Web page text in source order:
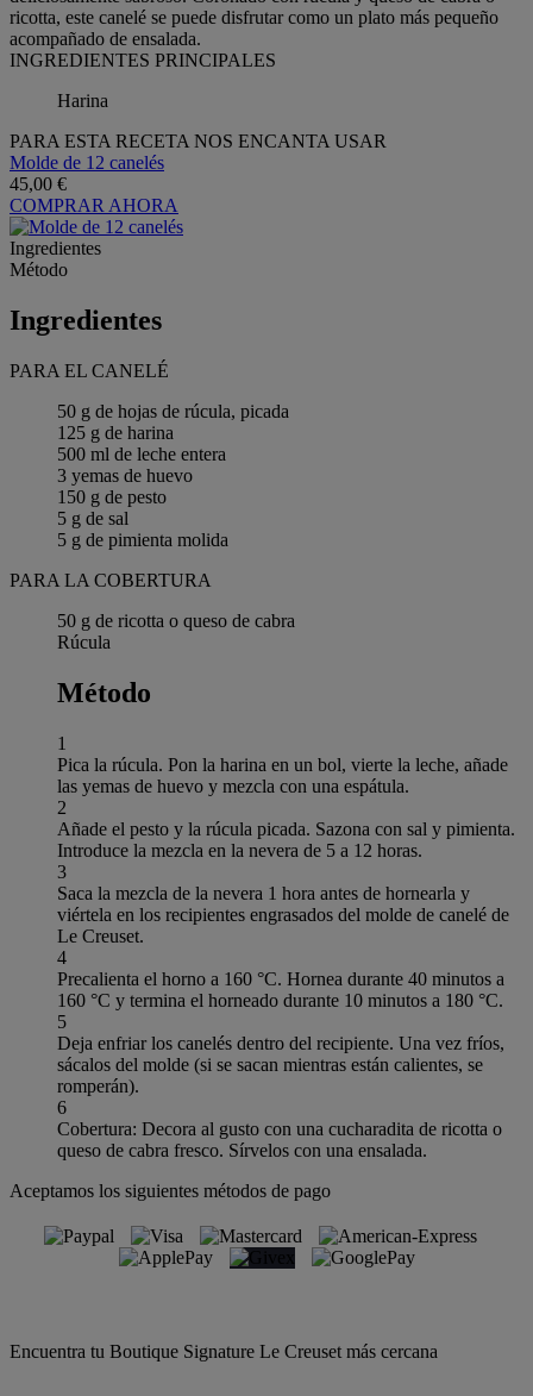
ricotta, este canelé se puede disfrutar como un plato más pequeño
acompañado de ensalada.
INGREDIENTES PRINCIPALES
Harina
PARA ESTA RECETA NOS ENCANTA USAR
Molde de 12 canelés
45,00 €
COMPRAR AHORA
Ingredientes
Método
Ingredientes
PARA EL CANELÉ
50 g de hojas de rúcula, picada
125 g de harina
500 ml de leche entera
3 yemas de huevo
150 g de pesto
5 g de sal
5 g de pimienta molida
PARA LA COBERTURA
50 g de ricotta o queso de cabra
Rúcula
Método
1
Pica la rúcula. Pon la harina en un bol, vierte la leche, añade
las yemas de huevo y mezcla con una espátula.
2
Añade el pesto y la rúcula picada. Sazona con sal y pimienta.
Introduce la mezcla en la nevera de 5 a 12 horas.
3
Saca la mezcla de la nevera 1 hora antes de hornearla y
viértela en los recipientes engrasados del molde de canelé de
Le Creuset.
4
Precalienta el horno a 160 °C. Hornea durante 40 minutos a
160 °C y termina el horneado durante 10 minutos a 180 °C.
5
Deja enfriar los canelés dentro del recipiente. Una vez fríos,
sácalos del molde (si se sacan mientras están calientes, se
romperán).
6
Cobertura: Decora al gusto con una cucharadita de ricotta o
queso de cabra fresco. Sírvelos con una ensalada.
Aceptamos los siguientes métodos de pago
Encuentra tu Boutique Signature Le Creuset más cercana